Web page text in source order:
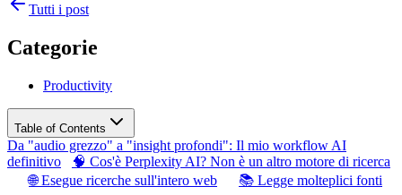
Tutti i post
Categorie
Productivity
Table of Contents
Da "audio grezzo" a "insight profondi": Il mio workflow AI
definitivo
🧠 Cos'è Perplexity AI? Non è un altro motore di ricerca
🌐 Esegue ricerche sull'intero web
📚 Legge molteplici fonti